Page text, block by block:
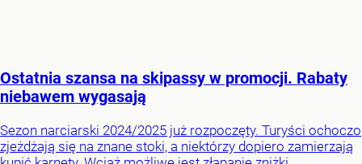
Ostatnia szansa na skipassy w promocji. Rabaty
niebawem wygasają
Sezon narciarski 2024/2025 już rozpoczęty. Turyści ochoczo
zjeżdżają się na znane stoki, a niektórzy dopiero zamierzają